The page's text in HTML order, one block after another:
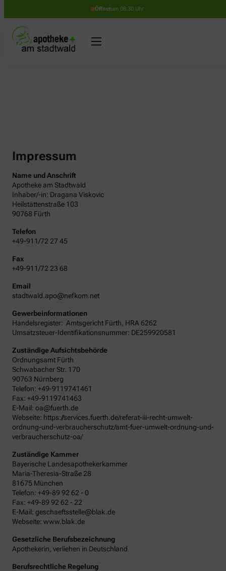
Öffnetum 08:30 Uhr
Impressum
Name und Anschrift
Apotheke am Stadtwald
Inhaber/-in: Dragana Viskovic
Heilstättenstraße 103
90768 Fürth
Telefon
+49-911/72 27 45
Fax
+49-911/72 23 68
Email
stadtwald.apo@nefkom.net
Gewerbeinformationen
Handelsregister: Amtsgericht Fürth HRA 6262
Umsatzsteuer-Identifikationsnummer: DE259920581
Zuständige Aufsichtsbehörde
Ordnungsamt Fürth
Schwabacher Str. 170
90763 Nürnberg
Telefon: +49-9119741461
Fax: +49-9119741463
E-Mail: oa@fuerth.de
Webseite: https://services.fuerth.de/referat-iii-recht-umwelt-
ordnung-und-verbraucherschutz/amt-fuer-umwelt-ordnung-und-
verbraucherschutz-oa/
Zuständige Kammer
Bayerische Landesapothekerkammer
Maria-Theresia-Straße 28
81675 München
Telefon: +49-89 92 62 - 0
Fax: +49-89 92 62 - 22
E-Mail: geschaeftsstelle@blak.de
Webseite: www.blak.de
Gesetzliche Berufsbezeichnung
Apothekerin, verliehen in Deutschland
Berufsrechtliche Regelung